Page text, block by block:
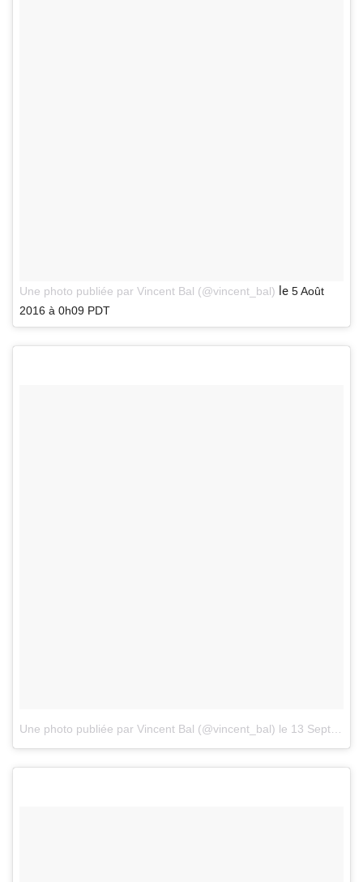
Une photo publiée par Vincent Bal (@vincent_bal) le 5 Août
2016 à 0h09 PDT
Une photo publiée par Vincent Bal (@vincent_bal) le 13 Sept. 2016 à 1h00 PDT